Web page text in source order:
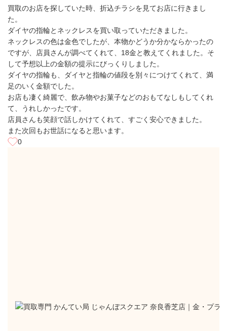
買取のお店を探していた時、折込チラシを見てお店に行きまし
た。
ダイヤの指輪とネックレスを買い取っていただきました。
ネックレスの色は金色でしたが、本物かどうか分かならかったの
ですが、店員さんが調べてくれて、18金と教えてくれました。そ
して予想以上の金額の提示にびっくりしました。
ダイヤの指輪も、ダイヤと指輪の値段を別々につけてくれて、満
足のいく金額でした。
お店も凄く綺麗で、飲み物やお菓子などのおもてなしもしてくれ
て、うれしかったです。
店員さんも笑顔で話しかけてくれて、すごく安心できました。
また次回もお世話になると思います。
0